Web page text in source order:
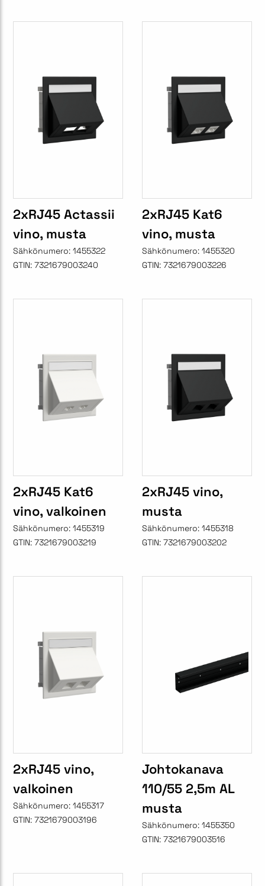
2xRJ45 Actassii
vino, musta
Sähkönumero: 1455322
GTIN: 7321679003240
2xRJ45 Kat6
vino, musta
Sähkönumero: 1455320
GTIN: 7321679003226
2xRJ45 Kat6
vino, valkoinen
Sähkönumero: 1455319
GTIN: 7321679003219
2xRJ45 vino,
musta
Sähkönumero: 1455318
GTIN: 7321679003202
2xRJ45 vino,
valkoinen
Sähkönumero: 1455317
GTIN: 7321679003196
Johtokanava
110/55 2,5m AL
musta
Sähkönumero: 1455350
GTIN: 7321679003516